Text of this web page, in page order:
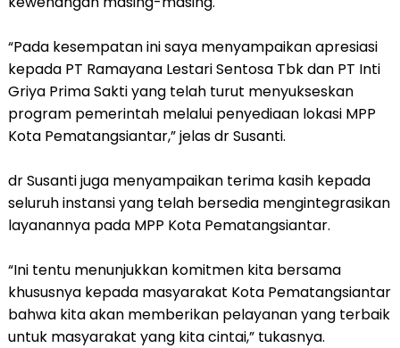
“Pada kesempatan ini saya menyampaikan apresiasi
kepada PT Ramayana Lestari Sentosa Tbk dan PT Inti
Griya Prima Sakti yang telah turut menyukseskan
program pemerintah melalui penyediaan lokasi MPP
Kota Pematangsiantar,” jelas dr Susanti.
dr Susanti juga menyampaikan terima kasih kepada
seluruh instansi yang telah bersedia mengintegrasikan
layanannya pada MPP Kota Pematangsiantar.
“Ini tentu menunjukkan komitmen kita bersama
khususnya kepada masyarakat Kota Pematangsiantar
bahwa kita akan memberikan pelayanan yang terbaik
untuk masyarakat yang kita cintai,” tukasnya.